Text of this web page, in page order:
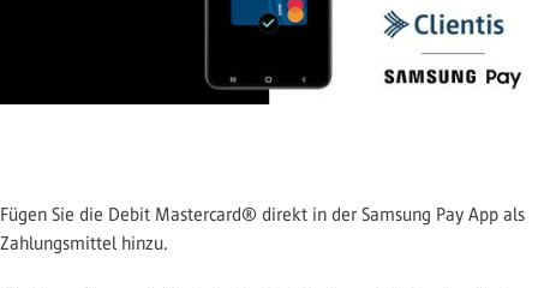
Fügen Sie die Debit Mastercard® direkt in der Samsung Pay App als
Zahlungsmittel hinzu.